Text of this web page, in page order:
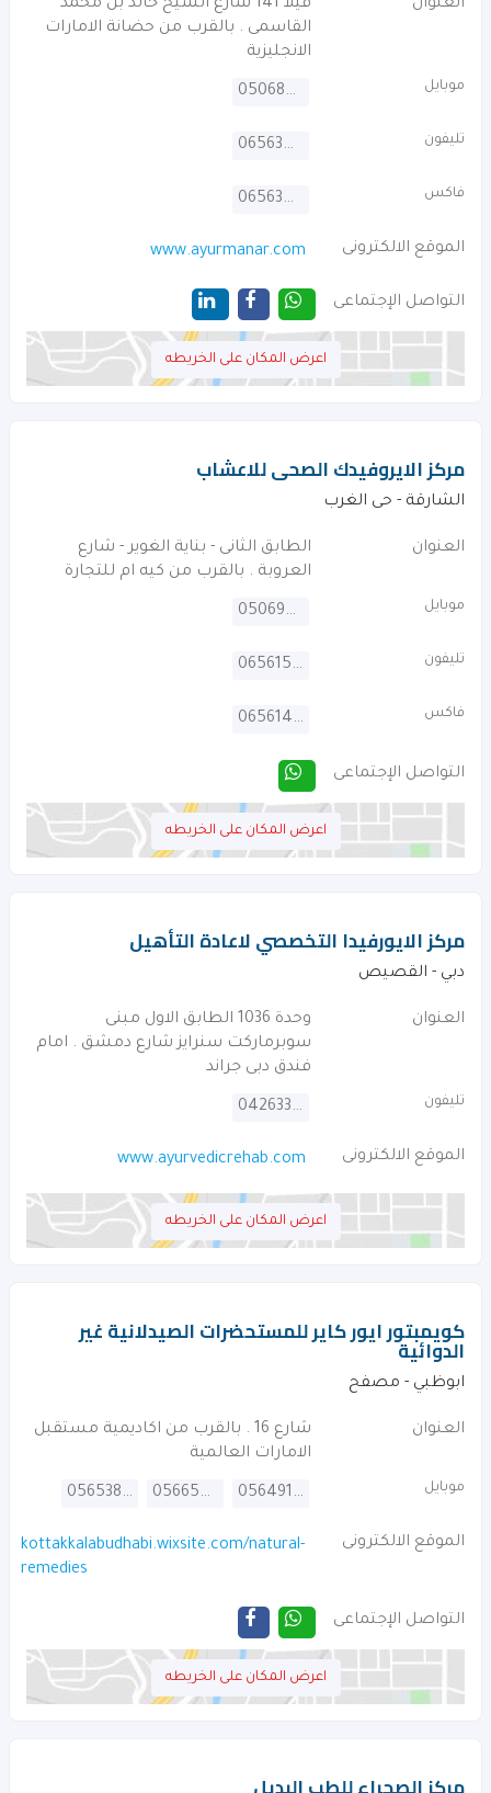
العنوان
فيلا 141 شارع الشيخ خالد بن محمد
القاسمى . بالقرب من حضانة الامارات
الانجليزية
موبايل 0506858571
تليفون 065634777
فاكس 065634700
الموقع الالكترونى www.ayurmanar.com
التواصل الإجتماعى
اعرض المكان على الخريطه
مركز الايروفيدك الصحى للاعشاب
الشارقة - حى الغرب
العنوان
الطابق الثانى - بناية الغوير - شارع
العروبة . بالقرب من كيه ام للتجارة
موبايل 0506965113
تليفون 065615434
فاكس 065614313
التواصل الإجتماعى
اعرض المكان على الخريطه
مركز الايورفيدا التخصصي لاعادة التأهيل
دبي - القصيص
العنوان
وحدة 1036 الطابق الاول مبنى
سوبرماركت سنرايز شارع دمشق . امام
فندق دبى جراند
تليفون 042633646
الموقع الالكترونى www.ayurvedicrehab.com
اعرض المكان على الخريطه
كويمبتور ايور كاير للمستحضرات الصيدلانية غير
الدوائية
ابوظبي - مصفح
العنوان
شارع 16 . بالقرب من اكاديمية مستقبل
الامارات العالمية
موبايل 0564915298
0566559983
0565382325
الموقع الالكترونى
kottakkalabudhabi.wixsite.com/natural-
remedies
التواصل الإجتماعى
اعرض المكان على الخريطه